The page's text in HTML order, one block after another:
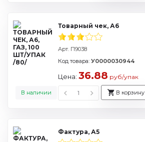
Товарный чек, А6
Арт. П9038
В наличии
Код товара: У0000030944
Цена: 36.88 руб/упак
В корзину
Фактура, А5